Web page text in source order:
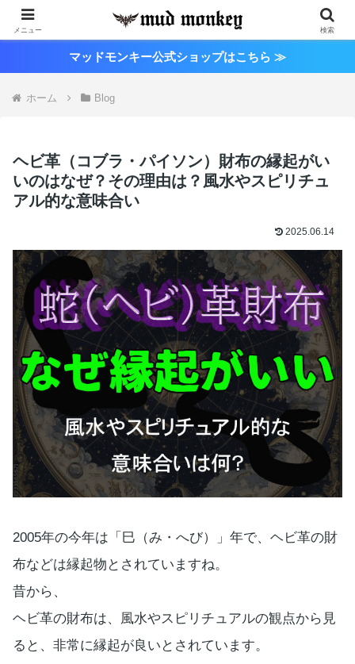
マッドモンキー公式ショップはこちら ≫
ホーム Blog
ヘビ革（コブラ・パイソン）財布の縁起がい
いのはなぜ？その理由は？風水やスピリチュ
アル的な意味合い
2025.06.14
2005年の今年は「巳（み・へび）」年で、ヘビ革の財
布などは縁起物とされていますね。
昔から、
ヘビ革の財布は、風水やスピリチュアルの観点から見
ると、非常に縁起が良いとされています。
メニュー 検索